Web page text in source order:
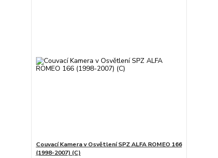
Couvací Kamera v Osvětlení SPZ ALFA ROMEO 166
(1998-2007) (C)